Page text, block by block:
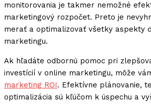
monitorovania je takmer nemožné
marketingový rozpočet. Preto je
merať a optimalizovať všetky aspekty
marketingu.
Ak hľadáte odbornú pomoc pri
investícií v online marketingu, môže
marketing ROI. Efektívne plánovanie,
optimalizácia sú kľúčom k úspechu a